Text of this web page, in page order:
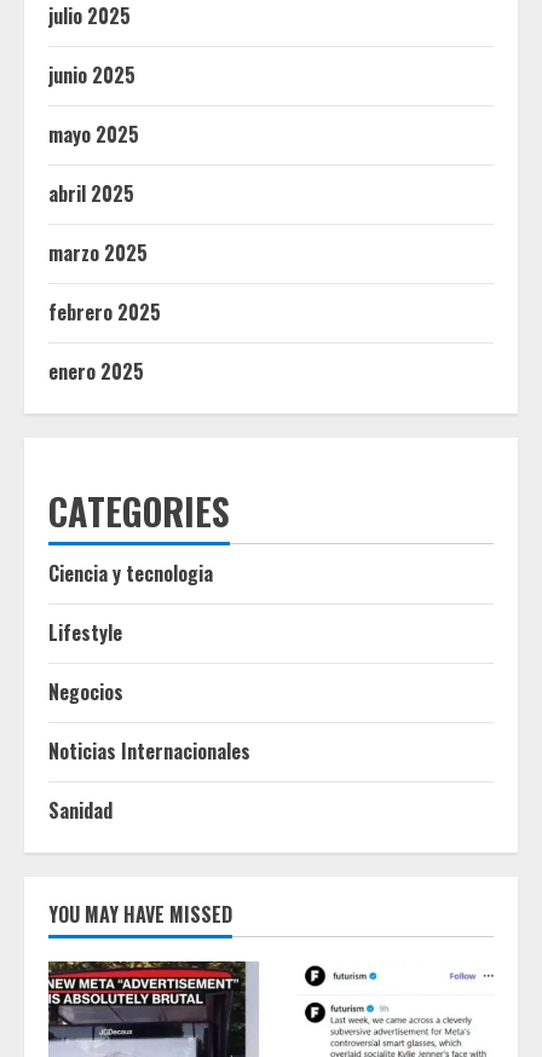
julio 2025
junio 2025
mayo 2025
abril 2025
marzo 2025
febrero 2025
enero 2025
CATEGORIES
Ciencia y tecnologia
Lifestyle
Negocios
Noticias Internacionales
Sanidad
YOU MAY HAVE MISSED